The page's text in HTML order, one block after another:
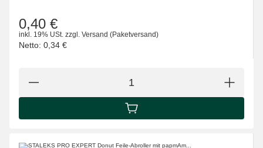
0,40 €
inkl. 19% USt. zzgl. Versand (Paketversand)
Netto: 0,34 €
IN DEN WARENKORB